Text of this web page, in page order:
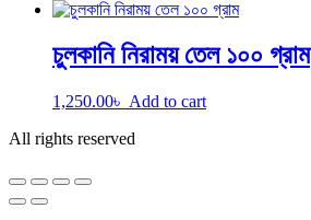
চুলকানি নিরাময় তেল ১০০ গ্রাম
1,250.00৳ Add to cart
All rights reserved